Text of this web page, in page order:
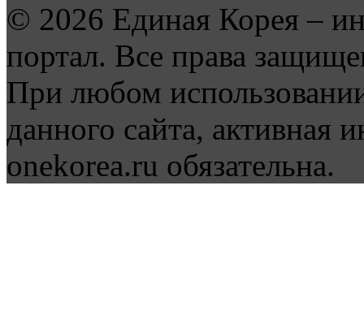
© 2026 Единая Корея –
портал. Все права
При любом
данного сайта, активная
onekorea.ru обязательна.